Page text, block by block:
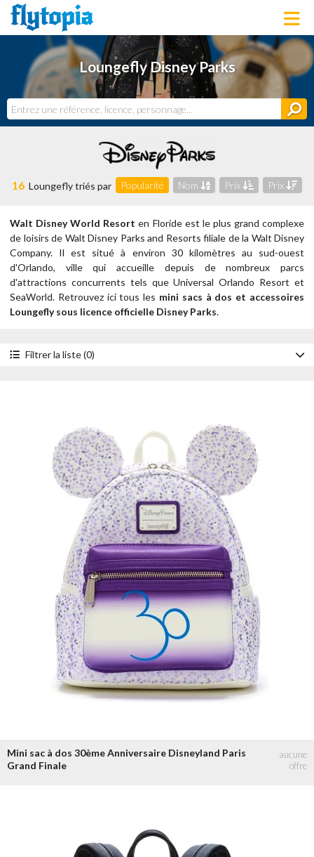
LOUNGEFLY
LICENCES
NOUVEAUTÉS
BONS PLANS
ACTUALITÉS
DERNIERS AJOUTS
Loungefly Disney Parks
16 Loungefly triés par Popularité Nom Prix Prix
Walt Disney World Resort en Floride est le plus grand complexe
de loisirs de Walt Disney Parks and Resorts filiale de la Walt Disney
Company. Il est situé à environ 30 kilomètres au sud-ouest
d'Orlando, ville qui accueille depuis de nombreux parcs
d'attractions concurrents tels que Universal Orlando Resort et
SeaWorld. Retrouvez ici tous les mini sacs à dos et accessoires
Loungefly sous licence officielle Disney Parks.
Filtrer la liste (0)
Brille dans le noir Impression intégrale Sequin
Donald Duck Figment
Kermit la Grenouille
Mickey Mouse
Minnie Mouse Pluto
2024 2023 2022
de 30 à 50 €
de 50 à 100 €
+ de 100 €
Mini sac à dos 30ème Anniversaire Disneyland Paris
Grand Finale